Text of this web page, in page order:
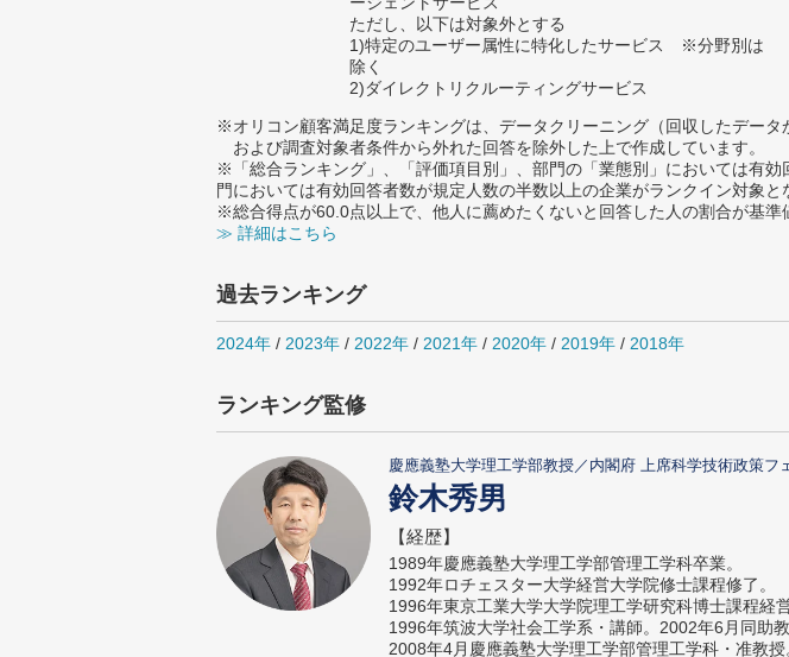
ただし、以下は対象外とする
1)特定のユーザー属性に特化したサービス ※分野別は
除く
2)ダイレクトリクルーティングサービス
※オリコン顧客満足度ランキングは、データクリーニング（回収したデータ
および調査対象者条件から外れた回答を除外した上で作成しています。
※「総合ランキング」、「評価項目別」、部門の「業態別」においては有
門においては有効回答者数が規定人数の半数以上の企業がランクイン対象と
※総合得点が60.0点以上で、他人に薦めたくないと回答した人の割合が基準
≫ 詳細はこちら
過去ランキング
2024年 / 2023年 / 2022年 / 2021年 / 2020年 / 2019年 / 2018年
ランキング監修
慶應義塾大学理工学部教授／内閣府 上席科学技術政策フ
鈴木秀男
【経歴】
1989年慶應義塾大学理工学部管理工学科卒業。
1992年ロチェスター大学経営大学院修士課程修了。
1996年東京工業大学大学院理工学研究科博士課程経
1996年筑波大学社会工学系・講師。2002年6月同助教
2008年4月慶應義塾大学理工学部管理工学科・准教